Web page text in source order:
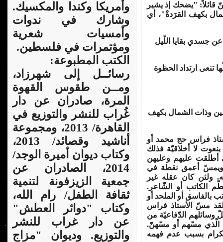
قائلاً: "يضحك إذ يشير
بكهف القرَدةْ"، أي
جسدي بقايا اللّيل
تنعى ارتداد الحظوة
وذات الشمال بكهف
فراس حج محمد أو
لا أخلاقيّة فذلك
أطلقت عليهم وعليهن
ويمسّ أعمق نقطة في
ولئن كان عقله غير
الكاتب أو الشّاعر.
بالفاسق أو الملحد أو
لقد مسّ الأستاذ فراس
الدّفاعيّة من
الّذي مسّهم أو مسّهنّ.
بسبب عدم فهمه
وأمريكا وكندا والمكسيك.
وشارك في ندوات
وأمسيات شعرية
ومؤتمرات في فلسطين.
الكتب المطبوعة:
رسائــل إلى شهرزاد،
ومــن طقوس القهوة
المرة، صادران عن دار
غُراب للنشر والتوزيع في
القاهرة/ 2013، ومجموعة
أناشيد وقصائد/ 2013،
وكتاب ديوان أميرة الوجد/
2014، الصادران عن
جمعية الزيزفونة لتنمية
ثقافة الطفل/ رام الله،
وكتاب "دوائر العطش"
عن دار غراب للنشر
والتوزيع. وديوان "مزاج